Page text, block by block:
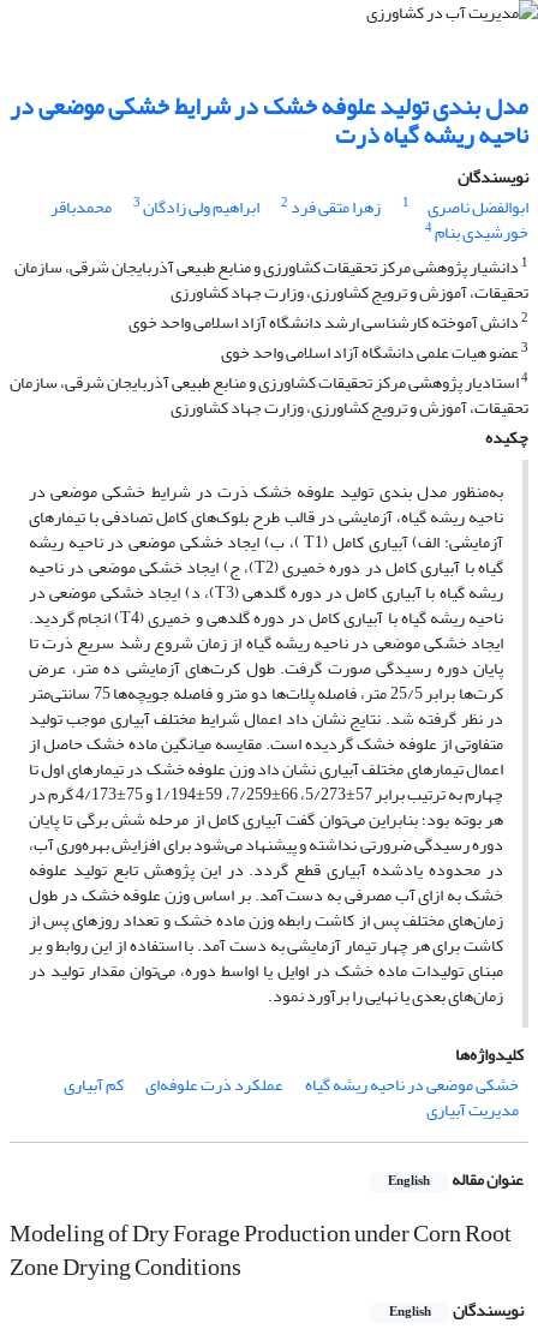
مدل بندی تولید علوفه خشک در شرایط خشکی موضعی در
ناحیه ریشه گیاه ذرت
نویسندگان
ابوالفضل ناصری
1 زهرا متقی فرد 2 ابراهیم ولی زادگان3 محمدباقر
خورشیدی بنام4
1 دانشیار پژوهشی مرکز تحقیقات کشاورزی و منابع طبیعی آذربایجان شرقی، سازمان
تحقیقات، آموزش و ترویج کشاورزی، وزارت جهاد کشاورزی
2دانش آموخته کارشناسی ارشد دانشگاه آزاد اسلامی واحد خوی
3عضو هیات علمی دانشگاه آزاد اسلامی واحد خوی
4استادیار پژوهشی مرکز تحقیقات کشاورزی و منابع طبیعی آذربایجان شرقی، سازمان
تحقیقات، آموزش و ترویج کشاورزی، وزارت جهاد کشاورزی
چکیده
به‌منظور مدل بندی تولید علوفه خشک ذرت در شرایط خشکی موضعی در
ناحیه ریشه گیاه، آزمایشی در قالب طرح بلوک‌‌های کامل تصادفی با تیمارهای
آزمایشی: الف) آبیاری کامل (T1 )، ب) ایجاد خشکی موضعی در ناحیه ریشه
گیاه با آبیاری کامل در دوره خمیری (T2)، ج) ایجاد خشکی موضعی در ناحیه
ریشه گیاه با آبیاری کامل در دوره گلدهی (T3)، د) ایجاد خشکی موضعی در
ناحیه ریشه گیاه با آبیاری کامل در دوره گلدهی و خمیری (T4) انجام گردید.
ایجاد خشکی موضعی در ناحیه ریشه گیاه از زمان شروع رشد سریع ذرت تا
پایان دوره رسیدگی صورت گرفت. طول کرت‌‌های آزمایشی ده متر، عرض
کرت‌ها برابر 25/5 متر، فاصله پلات‌‌ها دو متر و فاصله جویچه‌ها 75 سانتی‌متر
در نظر گرفته شد. نتایج نشان داد اعمال شرایط مختلف آبیاری موجب تولید
متفاوتی از علوفه خشک گردیده است. مقایسه میانگین ماده خشک حاصل از
اعمال تیمارهای مختلف آبیاری نشان داد وزن علوفه خشک در تیمارهای اول تا
چهارم به ترتیب برابر 57±5/273، 66±7/259، 59±1/194 و 75±4/173 گرم در
هر بوته بود؛ بنابراین می‌توان گفت آبیاری کامل از مرحله شش برگی تا پایان
دوره رسیدگی ضرورتی نداشته و پیشنهاد می‌شود برای افزایش بهره‌وری آب،
در محدوده یادشده آبیاری قطع گردد. در این پژوهش تابع تولید علوفه
خشک به ازای آب مصرفی به دست آمد. بر اساس وزن علوفه خشک در طول
زمان‌های مختلف پس از کاشت رابطه وزن ماده خشک و تعداد روزهای پس از
کاشت برای هر چهار تیمار آزمایشی به دست آمد. با استفاده از این روابط و بر
مبنای تولیدات ماده خشک در اوایل یا اواسط دوره، می‌توان مقدار تولید در
زمان‌های بعدی یا نهایی را برآورد نمود.
کلیدواژه‌ها
خشکی موضعی در ناحیه ریشه گیاه
عملکرد ذرت علوفه‌ای کم ‌آبیاری
مدیریت آبیاری
عنوان مقاله English
Modeling of Dry Forage Production under Corn Root
Zone Drying Conditions
نویسندگان English